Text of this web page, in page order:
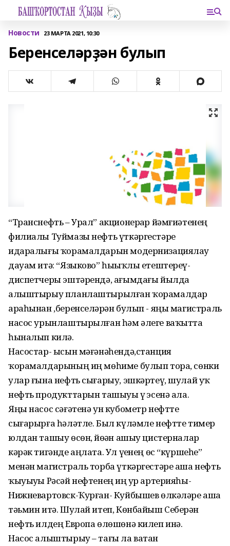
Новости 23 МАРТА 2021, 10:30
Беренселәрҙән булып
“Транснефть – Урал” акционерҙар йәмғиәтенең
филиалы Туймазы нефть үткәргестәре
идаралығы ҡорамалдарын модернизациялау
дауам итә: “Языково” һыҙыҡлы етештереү-
диспетчеры эштәрендә, ағымдағы йылда
алыштырыу планлаштырылған ҡорамалдар
араһынан ,беренселәрҙән булып - яңы магистраль
насос урынлаштырылған һәм әлеге ваҡытта
һыналып килә.
Насостар- ысын мәғәнәһендә,станция
ҡорамалдарының иң мөһиме булып тора, сөнки
улар ғына нефть сығарыу, эшкәртеү, шулай уҡ
нефть продукттарын ташыуҙы үҙ эсенә ала.
Яңы насос сәғәтенә ун кубометр нефтте
сығарырға һәләтле. Был күләмле нефтте тимер
юлдан ташыу өсөн, йөҙҙән ашыу цистерналар
кәрәк тигәнде аңлата. Ул үҙенең өс “күршеһе”
менән магистраль торба үткәргестәре аша нефть
ҡыуыуҙы Рәсәй нефтенең иң ҙур артерияһы-
Нижневартовск-Ҡурған- Куйбышев өлкәләре аша
тәьмин итә. Шулай итеп, Көнбайыш Себерҙән
нефть илдең Европа өлөшөнә килеп инә.
Насос алыштырыу – тағы ла ватан